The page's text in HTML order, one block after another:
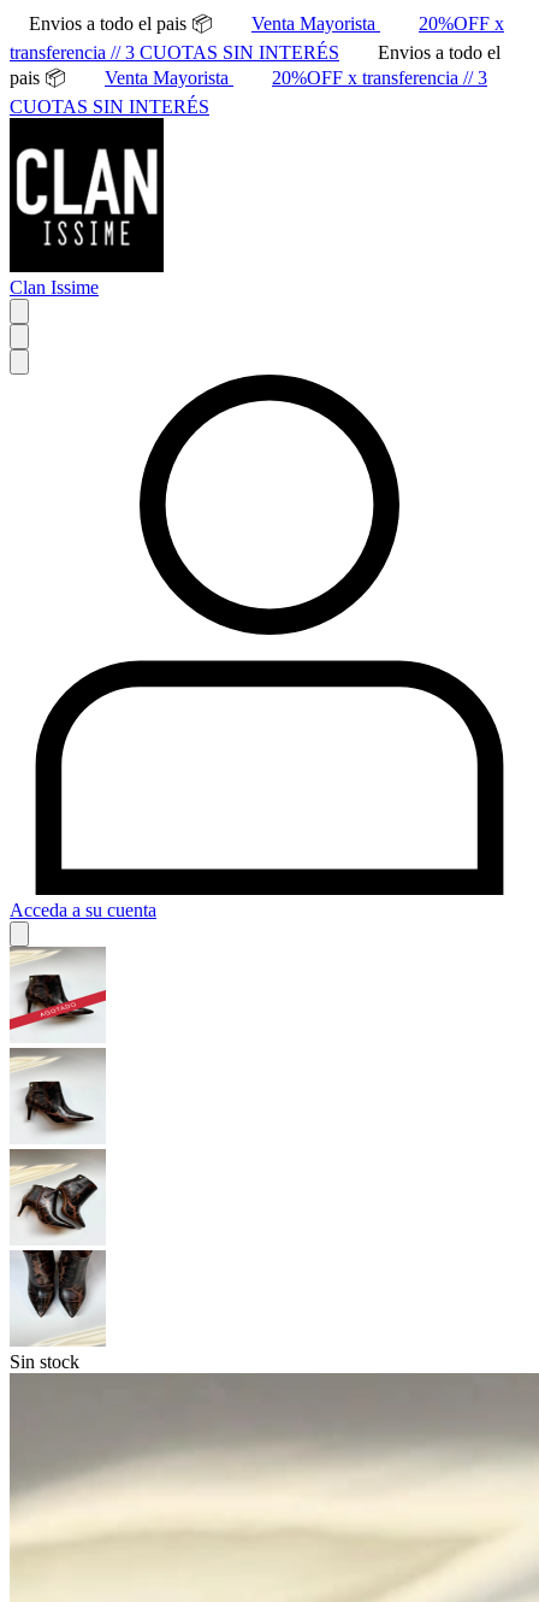
Envios a todo el pais 📦 Venta Mayorista
20%OFF x
transferencia // 3 CUOTAS SIN INTERÉS
Envios a todo el
pais 📦
Venta Mayorista
20%OFF x transferencia // 3
CUOTAS SIN INTERÉS
Clan Issime
Acceda a su cuenta
Sin stock